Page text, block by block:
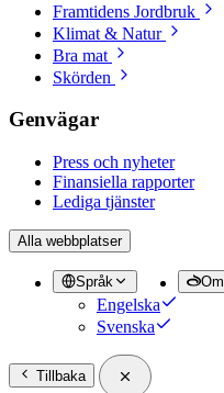
Framtidens Jordbruk
Klimat & Natur
Bra mat
Skörden
Genvägar
Press och nyheter
Finansiella rapporter
Lediga tjänster
Alla webbplatser
Språk
Engelska
Svenska
Tillbaka